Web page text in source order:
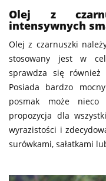
Olej z
intensywnych
Olej z czarnuszki
stosowany jest w
sprawdza się
Posiada bardzo
posmak może nieco
propozycja dla
wyrazistości i
surówkami, sałatkami